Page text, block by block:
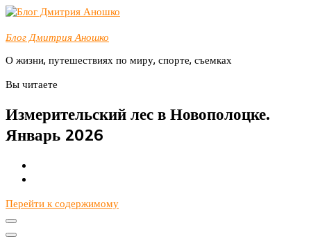
Блог Дмитрия Аношко
О жизни, путешествиях по миру, спорте, съемках
Вы читаете
Измерительский лес в Новополоцке.
Январь 2026
Перейти к содержимому